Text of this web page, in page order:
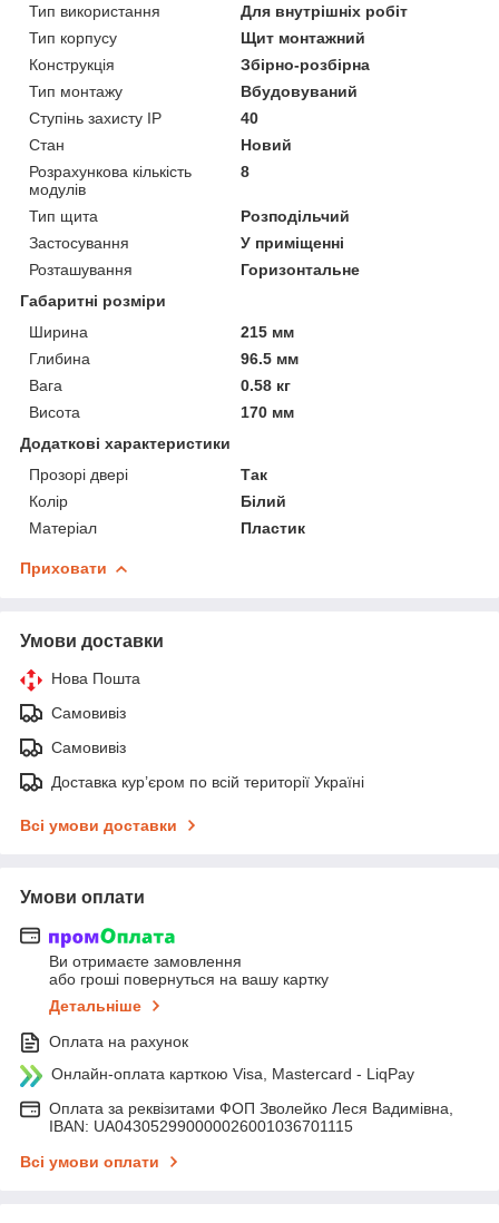
Тип використання
Для внутрішніх робіт
Тип корпусу
Щит монтажний
Конструкція
Збірно-розбірна
Тип монтажу
Вбудовуваний
Ступінь захисту IP
40
Стан
Новий
Розрахункова кількість
модулів
8
Тип щита
Розподільчий
Застосування
У приміщенні
Розташування
Горизонтальне
Габаритні розміри
Ширина
215 мм
Глибина
96.5 мм
Вага
0.58 кг
Висота
170 мм
Додаткові характеристики
Прозорі двері
Так
Колір
Білий
Матеріал
Пластик
Приховати
Умови доставки
Нова Пошта
Самовивіз
Самовивіз
Доставка кур’єром по всій території Україні
Всі умови доставки
Умови оплати
Ви отримаєте замовлення
або гроші повернуться на вашу картку
Детальніше
Оплата на рахунок
Онлайн-оплата карткою Visa, Mastercard - LiqPay
Оплата за реквізитами ФОП Зволейко Леся Вадимівна,
IBAN: UA043052990000026001036701115
Всі умови оплати